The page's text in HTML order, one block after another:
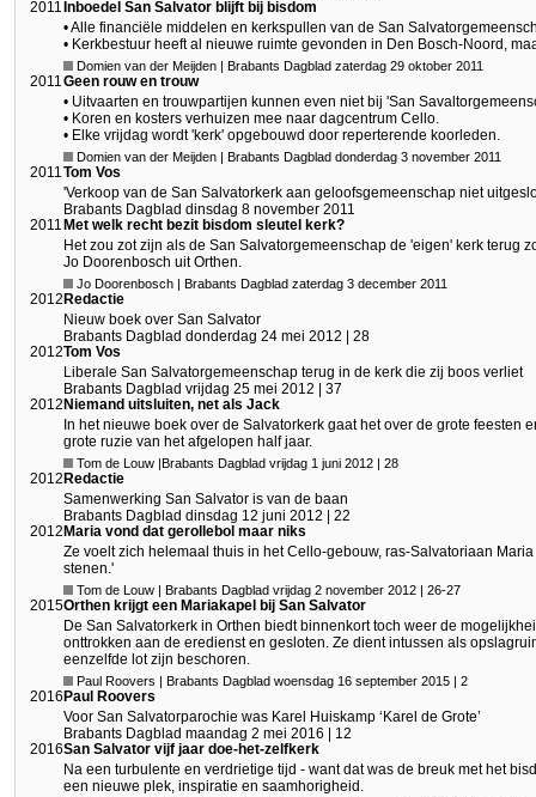
2011 Inboedel San Salvator blijft bij bisdom
• Alle financiële middelen en kerkspullen van de San
• Kerkbestuur heeft al nieuwe ruimte gevonden in Den Bosch-Noord,
Domien van der Meijden | Brabants Dagblad zaterdag 29 oktober 2011
2011Geen rouw en trouw
• Uitvaarten en trouwpartijen kunnen even niet bij 'San
• Koren en kosters verhuizen mee naar dagcentrum Cello.
• Elke vrijdag wordt 'kerk' opgebouwd door reperterende koorleden.
Domien van der Meijden | Brabants Dagblad donderdag 3 november 2011
2011Tom Vos
'Verkoop van de San Salvatorkerk aan geloofsgemeenschap niet
Brabants Dagblad dinsdag 8 november 2011
2011 Met welk recht bezit bisdom sleutel kerk?
Het zou zot zijn als de San Salvatorgemeenschap de 'eigen' kerk terug
Jo Doorenbosch uit Orthen.
Jo Doorenbosch | Brabants Dagblad zaterdag 3 december 2011
2012 Redactie
Nieuw boek over San Salvator
Brabants Dagblad donderdag 24 mei 2012 | 28
2012Tom Vos
Liberale San Salvatorgemeenschap terug in de kerk die zij boos verliet
Brabants Dagblad vrijdag 25 mei 2012 | 37
2012 Niemand uitsluiten, net als Jack
In het nieuwe boek over de Salvatorkerk gaat het over de grote feesten
grote ruzie van het afgelopen half jaar.
Tom de Louw |Brabants Dagblad vrijdag 1 juni 2012 | 28
2012 Redactie
Samenwerking San Salvator is van de baan
Brabants Dagblad dinsdag 12 juni 2012 | 22
2012 Maria vond dat gerollebol maar niks
Ze voelt zich helemaal thuis in het Cello-gebouw, ras-Salvatoriaan
stenen.'
Tom de Louw | Brabants Dagblad vrijdag 2 november 2012 | 26-27
2015Orthen krijgt een Mariakapel bij San Salvator
De San Salvatorkerk in Orthen biedt binnenkort toch weer de
onttrokken aan de eredienst en gesloten. Ze dient intussen als
eenzelfde lot zijn beschoren.
Paul Roovers | Brabants Dagblad woensdag 16 september 2015 | 2
2016 Paul Roovers
Voor San Salvatorparochie was Karel Huiskamp ‘Karel de Grote’
Brabants Dagblad maandag 2 mei 2016 | 12
2016San Salvator vijf jaar doe-het-zelfkerk
Na een turbulente en verdrietige tijd - want dat was de breuk met het
een nieuwe plek, inspiratie en saamhorigheid.